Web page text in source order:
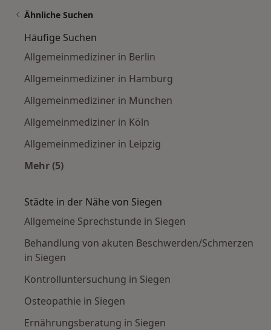
Ähnliche Suchen
Häufige Suchen
Allgemeinmediziner in Berlin
Allgemeinmediziner in Hamburg
Allgemeinmediziner in München
Allgemeinmediziner in Köln
Allgemeinmediziner in Leipzig
Mehr (5)
Städte in der Nähe von Siegen
Allgemeine Sprechstunde in Siegen
Behandlung von akuten Beschwerden/Schmerzen
in Siegen
Kontrolluntersuchung in Siegen
Osteopathie in Siegen
Ernährungsberatung in Siegen